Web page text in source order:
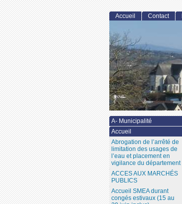
Accueil Contact
A- Municipalité
Accueil
Abrogation de l’arrêté de
limitation des usages de
l’eau et placement en
vigilance du département
ACCES AUX MARCHÉS
PUBLICS
Accueil SMEA durant
congés estivaux (15 au